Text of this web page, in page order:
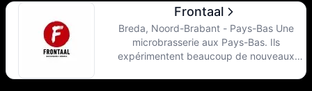
Frontaal
Breda, Noord-Brabant - Pays-Bas Une
microbrasserie aux Pays-Bas. Ils
expérimentent beaucoup de nouveaux